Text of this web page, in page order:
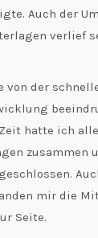
Auch der
verlief
von der
hatte ich alle
zusammen
mir die
Seite.